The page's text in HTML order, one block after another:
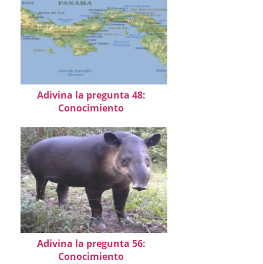
Adivina la pregunta 48:
Conocimiento
Adivina la pregunta 56:
Conocimiento